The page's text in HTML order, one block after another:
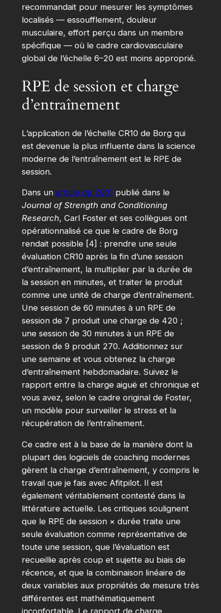
recommandait pour mesurer les symptômes
localisés — essoufflement, douleur
musculaire, effort perçu dans un membre
spécifique — où le cadre cardiovasculaire
global de l’échelle 6–20 est moins approprié.
RPE de session et charge
d’entraînement
L’application de l’échelle CR10 de Borg qui
est devenue la plus influente dans la science
moderne de l’entraînement est le RPE de
session.
Dans un article de 2001 publié dans le
Journal of Strength and Conditioning
Research, Carl Foster et ses collègues ont
opérationnalisé ce que le cadre de Borg
rendait possible [4] : prendre une seule
évaluation CR10 après la fin d’une session
d’entraînement, la multiplier par la durée de
la session en minutes, et traiter le produit
comme une unité de charge d’entraînement.
Une session de 60 minutes à un RPE de
session de 7 produit une charge de 420 ;
une session de 30 minutes à un RPE de
session de 9 produit 270. Additionnez sur
une semaine et vous obtenez la charge
d’entraînement hebdomadaire. Suivez le
rapport entre la charge aiguë et chronique et
vous avez, selon le cadre original de Foster,
un modèle pour surveiller le stress et la
récupération de l’entraînement.
Ce cadre est à la base de la manière dont la
plupart des logiciels de coaching modernes
gèrent la charge d’entraînement, y compris le
travail que je fais avec Afitpilot. Il est
également véritablement contesté dans la
littérature actuelle. Les critiques soulignent
que le RPE de session × durée traite une
seule évaluation comme représentative de
toute une session, que l’évaluation est
recueillie après coup et sujette au biais de
récence, et que la combinaison linéaire de
deux variables aux propriétés de mesure très
différentes est mathématiquement